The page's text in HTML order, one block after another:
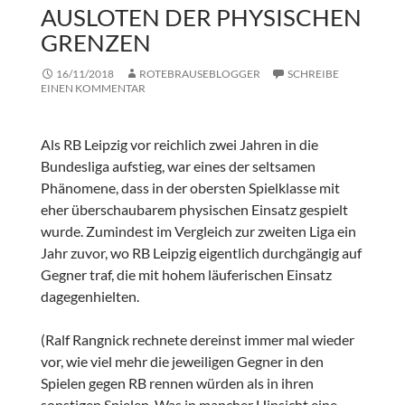
AUSLOTEN DER PHYSISCHEN
GRENZEN
16/11/2018 ROTEBRAUSEBLOGGER
SCHREIBE
EINEN KOMMENTAR
Als RB Leipzig vor reichlich zwei Jahren in die
Bundesliga aufstieg, war eines der seltsamen
Phänomene, dass in der obersten Spielklasse mit
eher überschaubarem physischen Einsatz gespielt
wurde. Zumindest im Vergleich zur zweiten Liga ein
Jahr zuvor, wo RB Leipzig eigentlich durchgängig auf
Gegner traf, die mit hohem läuferischen Einsatz
dagegenhielten.
(Ralf Rangnick rechnete dereinst immer mal wieder
vor, wie viel mehr die jeweiligen Gegner in den
Spielen gegen RB rennen würden als in ihren